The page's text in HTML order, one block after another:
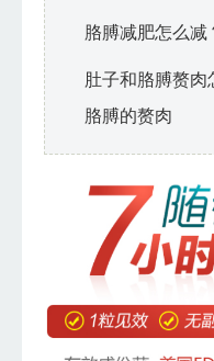
胳膊减肥怎么减
肚子和胳膊赘
胳膊的赘肉